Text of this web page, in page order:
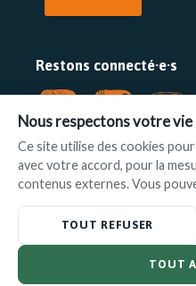
Restons connecté·e·s
FAIRE UN DON
www.ilot.be• info@ilot.be
© L'Ilot 2025 –
Nous respectons votre vie
Ce site utilise des cookies
avec votre accord, pour la
contenus externes. Vous
TOUT REFUSER
TOUT